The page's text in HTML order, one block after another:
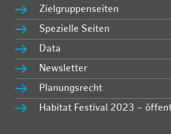
Zielgruppenseiten
Spezielle Seiten
Data
Newsletter
Planungsrecht
Habitat Festival 2023 –